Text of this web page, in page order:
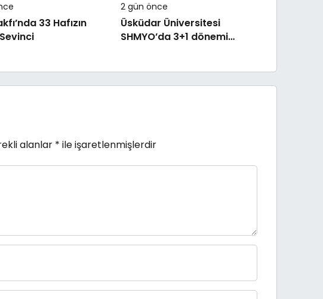
33 Hafızın
2 gün önce
Üsküdar Üniversitesi
SHMYO’da 3+1 dönemi
alanlar * ile işaretlenmişlerdir